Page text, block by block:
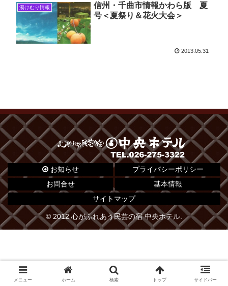
湯けむり情報
信州・千曲市情報かわら版 夏
号＜夏祭り＆花火大会＞
2013.05.31
お知らせ
プライバシーポリシー
お問合せ
基本情報
サイトマップ
© 2012 心がふれあう民芸の宿 中央ホテル.
メニュー ホーム 検索 トップ サイドバー